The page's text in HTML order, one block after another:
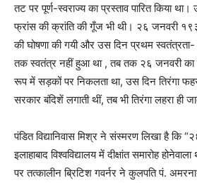
तट पर पूर्ण-स्वराज्य का प्रस्ताव पारित किया
फ्रांस की क्रांति की गूँज भी थी। २६ जनवरी
की घोषणा की गयी और उस दिन प्रथम
तक स्वतंत्र नहीं हुआ था , तब तक २६ जनवरी का
रूप में सड़कों पर निकलता था, उस दिन तिरंगा
सरकार बंदिशें लगाती थीं, तब भी तिरंगा लहरा ही
पंडित विद्यानिवास मिश्र ने संस्मरण लिखा है कि
इलाहाबाद विश्वविद्यालय में दीक्षांत समारोह
पर तत्कालीन ब्रिटिश गवर्नर ने कुलपति पं.